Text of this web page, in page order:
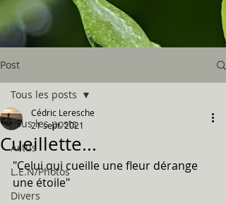
Post
Tous les posts
Actus
L.E.N/Photos
Divers
Tous les posts
Cueillette...
Cédric Leresche
21 sept. 2021
"Celui qui cueille une fleur dérange
une étoile"